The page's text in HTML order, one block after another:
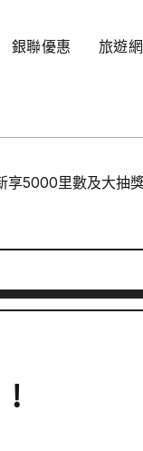
銀聯優惠 旅遊
享5000里數及大